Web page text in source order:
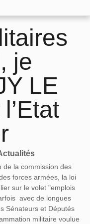
je
LE
de la commission des
forces armées, la loi
sur le volet "emplois
avec de longues
Sénateurs et Députés
militaire voulue